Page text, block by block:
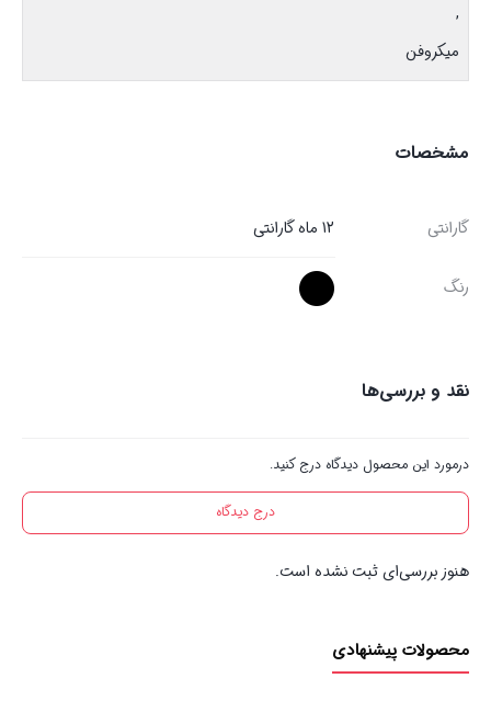
,
میکروفن
مشخصات
گارانتی 12 ماه گارانتی
رنگ
نقد و بررسی‌ها
درمورد این محصول دیدگاه درج کنید.
درج دیدگاه
هنوز بررسی‌ای ثبت نشده است.
محصولات پیشنهادی